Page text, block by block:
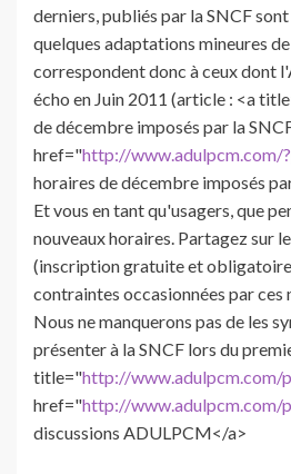
derniers, publiés par la SNCF
quelques adaptations mineures
correspondent donc à ceux dont
écho en Juin 2011 (article : <a
de décembre imposés par la
href="http://www.adulpcm.com/
horaires de décembre imposés
Et vous en tant qu'usagers, que
nouveaux horaires. Partagez sur
(inscription gratuite et
contraintes occasionnées par ces
Nous ne manquerons pas de les
présenter à la SNCF lors du
title="http://www.adulpcm.com/
href="http://www.adulpcm.com/
discussions ADULPCM</a>